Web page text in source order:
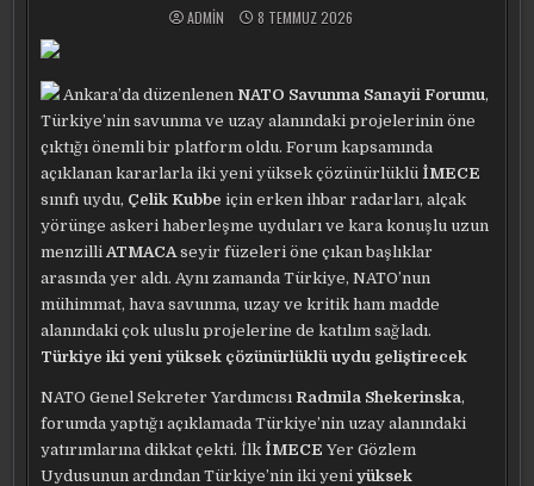
ADMIN 8 TEMMUZ 2026
Ankara’da düzenlenen NATO Savunma Sanayii Forumu,
Türkiye’nin savunma ve uzay alanındaki projelerinin öne
çıktığı önemli bir platform oldu. Forum kapsamında
açıklanan kararlarla iki yeni yüksek çözünürlüklü İMECE
sınıfı uydu, Çelik Kubbe için erken ihbar radarları, alçak
yörünge askeri haberleşme uyduları ve kara konuşlu uzun
menzilliATMACAseyir füzeleri öne çıkan başlıklar
arasında yer aldı. Aynı zamanda Türkiye, NATO’nun
mühimmat, hava savunma, uzay ve kritik ham madde
alanındaki çok uluslu projelerine de katılım sağladı.
Türkiye iki yeni yüksek çözünürlüklü uydu geliştirecek
NATO Genel Sekreter Yardımcısı Radmila Shekerinska,
forumda yaptığı açıklamada Türkiye’nin uzay alanındaki
yatırımlarına dikkat çekti. İlk İMECE Yer Gözlem
Uydusunun ardından Türkiye’nin iki yeniyüksek